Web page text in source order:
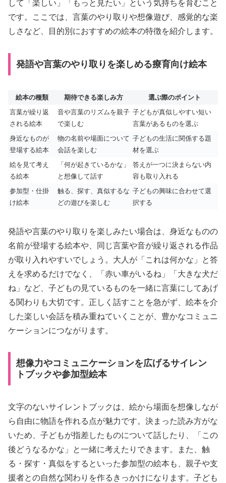
して「楽しい」「もっと見たい」という気持ちを育むこと
です。ここでは、言葉のやり取りや想像遊び、感覚的な楽
しさなど、目的別におすすめの絵本の特徴を紹介します。
発語や言葉のやり取りを楽しめる療育向け絵本
絵本の種類 期待できる楽しみ方
選ぶ際のポイント
言葉が繰り返
される絵本
音や言葉のリズムを親子
で楽しむ
子どもが真似しやすい短い
言葉があるものを選ぶ
身近なものが
登場する絵本
物の名前や場面について
会話を楽しむ
子どもの生活に関係する題
材を選ぶ
絵を見て考え
る絵本
「何が起きているかな」
と想像して話す
答えが一つに決まらない内
容も取り入れる
参加型・仕掛
け絵本
触る、探す、真似するな
どの遊びを楽しむ
子どもの興味に合わせて選
択する
発語や言葉のやり取りを楽しみたい場合は、身近なものの
名前が登場する絵本や、同じ言葉や音が繰り返される作品
が取り入れやすいでしょう。大人が「これは何かな」と答
えを求めるだけでなく、「赤い車がいるね」「大きな犬だ
ね」など、子どもの見ているものを一緒に言葉にしてあげ
る関わりも大切です。正しく話すことを急がず、絵本を介
した楽しい会話を積み重ねていくことが、豊かなコミュニ
ケーションにつながります。
想像力やコミュニケーションを広げるサイレン
トブックや参加型絵本
文字のないサイレントブックは、絵から場面を想像しなが
ら自由に物語を作れる点が魅力です。決まった読み方がな
いため、子どもが指差したものについて話したり、「この
後どうなるかな」と一緒に考えたりできます。また、触
る・探す・真似をするといった参加型の絵本も、親子や支
援者との自然な関わりを作るきっかけになります。子ども